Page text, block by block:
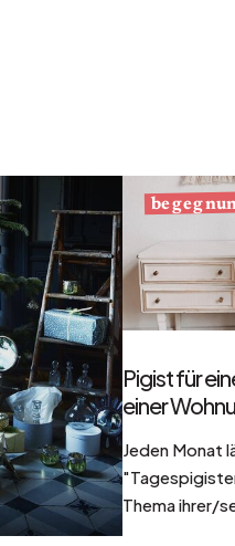
Pigist für
einer
Jeden Monat
Thema ihrer/